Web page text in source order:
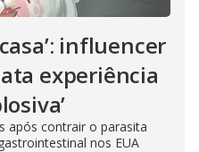
influencer
experiência
após contrair o parasita
nos EUA